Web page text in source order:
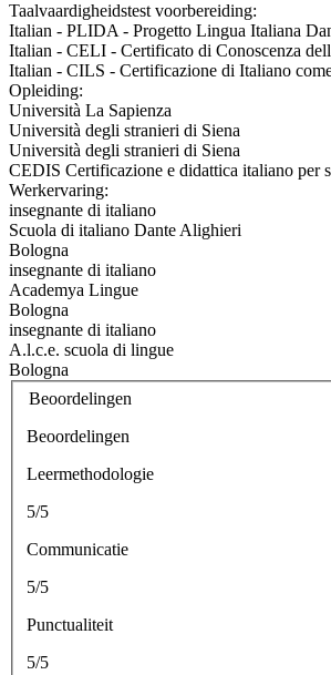
Taalvaardigheidstest voorbereiding:
Italian - PLIDA - Progetto Lingua Italiana
Italian - CELI - Certificato di Conoscenza
Italian - CILS - Certificazione di Italiano
Opleiding:
Università La Sapienza
Università degli stranieri di Siena
Università degli stranieri di Siena
CEDIS Certificazione e didattica italiano per
Werkervaring:
insegnante di italiano
Scuola di italiano Dante Alighieri
Bologna
insegnante di italiano
Academya Lingue
Bologna
insegnante di italiano
A.l.c.e. scuola di lingue
Bologna
Beoordelingen
Beoordelingen
Leermethodologie
5/5
Communicatie
5/5
Punctualiteit
5/5